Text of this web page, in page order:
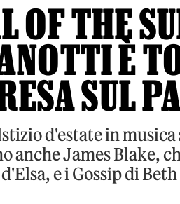
OF THE
È
SUL
d'estate in
James Blake,
e i Gossip di